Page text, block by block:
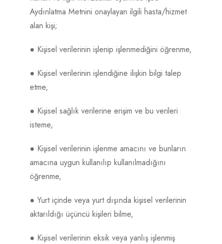
Aydınlatma Metnini onaylayan ilgili hasta/hizmet
alan kişi;
● Kişisel verilerinin işlenip işlenmediğini öğrenme,
● Kişisel verilerinin işlendiğine ilişkin bilgi talep
etme,
● Kişisel sağlık verilerine erişim ve bu verileri
isteme,
● Kişisel verilerinin işlenme amacını ve bunların
amacına uygun kullanılıp kullanılmadığını
öğrenme,
● Yurt içinde veya yurt dışında kişisel verilerinin
aktarıldığı üçüncü kişileri bilme,
● Kişisel verilerinin eksik veya yanlış işlenmiş